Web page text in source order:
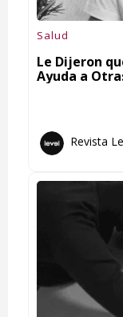
Salud
Le Dijeron
Ayuda a
Revista